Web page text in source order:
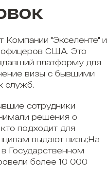
"Экселенте" и
США. Это
платформу для
визы с бывшими
служб.
сотрудники
решения о
подходит для
выдают визы;На
Государственном
более 10 000